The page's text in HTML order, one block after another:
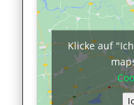
Klicke auf